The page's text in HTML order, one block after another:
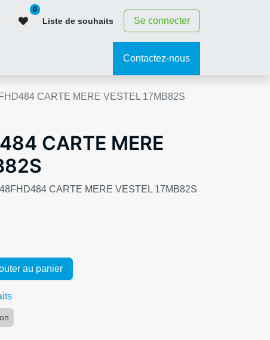
0
Liste de souhaits Se connecter
Contactez-nous
CARTE MERE VESTEL 17MB82S
CARTE MERE
CARTE MERE VESTEL 17MB82S
au panier